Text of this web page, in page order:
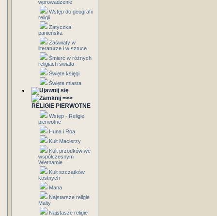
wprowadzenie
Wstęp do geografii
religii
Zatyczka
panieńska
Zaświaty w
literaturze i w sztuce
Śmierć w różnych
religiach świata
Święte księgi
Święte miasta
=>>
RELIGIE PIERWOTNE
Wstęp - Religie
pierwotne
Huna i Roa
Kult Macierzy
Kult przodków we
współczesnym
Wietnamie
Kult szczątków
kostnych
Mana
Najstarsze religie
Malty
Najstasze religie